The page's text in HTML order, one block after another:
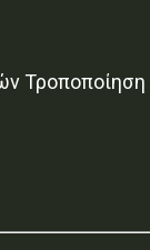
Τροποποίηση